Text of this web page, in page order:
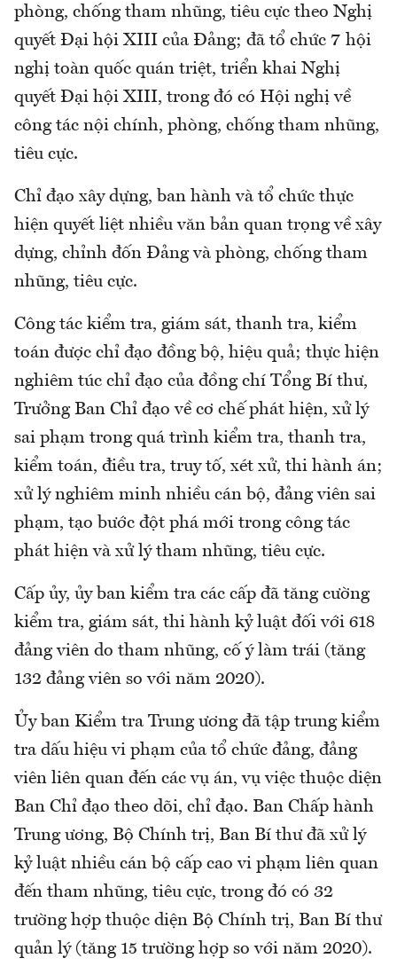
phòng, chống tham nhũng, tiêu cực theo Nghị
quyết Đại hội XIII của Đảng; đã tổ chức 7 hội
nghị toàn quốc quán triệt, triển khai Nghị
quyết Đại hội XIII, trong đó có Hội nghị về
công tác nội chính, phòng, chống tham nhũng,
tiêu cực.
Chỉ đạo xây dựng, ban hành và tổ chức thực
hiện quyết liệt nhiều văn bản quan trọng về xây
dựng, chỉnh đốn Đảng và phòng, chống tham
nhũng, tiêu cực.
Công tác kiểm tra, giám sát, thanh tra, kiểm
toán được chỉ đạo đồng bộ, hiệu quả; thực hiện
nghiêm túc chỉ đạo của đồng chí Tổng Bí thư,
Trưởng Ban Chỉ đạo về cơ chế phát hiện, xử lý
sai phạm trong quá trình kiểm tra, thanh tra,
kiểm toán, điều tra, truy tố, xét xử, thi hành án;
xử lý nghiêm minh nhiều cán bộ, đảng viên sai
phạm, tạo bước đột phá mới trong công tác
phát hiện và xử lý tham nhũng, tiêu cực.
Cấp ủy, ủy ban kiểm tra các cấp đã tăng cường
kiểm tra, giám sát, thi hành kỷ luật đối với 618
đảng viên do tham nhũng, cố ý làm trái (tăng
132 đảng viên so với năm 2020).
Ủy ban Kiểm tra Trung ương đã tập trung kiểm
tra dấu hiệu vi phạm của tổ chức đảng, đảng
viên liên quan đến các vụ án, vụ việc thuộc diện
Ban Chỉ đạo theo dõi, chỉ đạo. Ban Chấp hành
Trung ương, Bộ Chính trị, Ban Bí thư đã xử lý
kỷ luật nhiều cán bộ cấp cao vi phạm liên quan
đến tham nhũng, tiêu cực, trong đó có 32
trường hợp thuộc diện Bộ Chính trị, Ban Bí thư
quản lý (tăng 15 trường hợp so với năm 2020).